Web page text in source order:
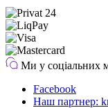
Ми у соціальних
Facebook
Наш партнер: